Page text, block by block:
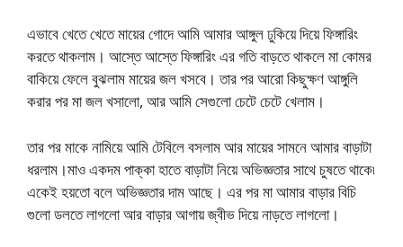
এভাবে খেতে খেতে মায়ের গোদে আমি আমার আঙ্গুল ঢুকিয়ে দিয়ে ফিঙ্গারিং
করতে থাকলাম। আস্তে আস্তে ফিঙ্গারিং এর গতি বাড়তে থাকলে মা কোমর
বাকিয়ে ফেলে বুঝলাম মায়ের জল খসবে। তার পর আরো কিছুক্ষণ আঙ্গুলি
করার পর মা জল খসালো, আর আমি সেগুলো চেটে চেটে খেলাম।
তার পর মাকে নামিয়ে আমি টেবিলে বসলাম আর মায়ের সামনে আমার বাড়াটা
ধরলাম।মাও একদম পাক্কা হাতে বাড়াটা নিয়ে অভিজ্ঞতার সাথে চুষতে থাকে৷
একেই হয়তো বলে অভিজ্ঞতার দাম আছে। এর পর মা আমার বাড়ার বিচি
গুলো ডলতে লাগলো আর বাড়ার আগায় জ্বীভ দিয়ে নাড়তে লাগলো।